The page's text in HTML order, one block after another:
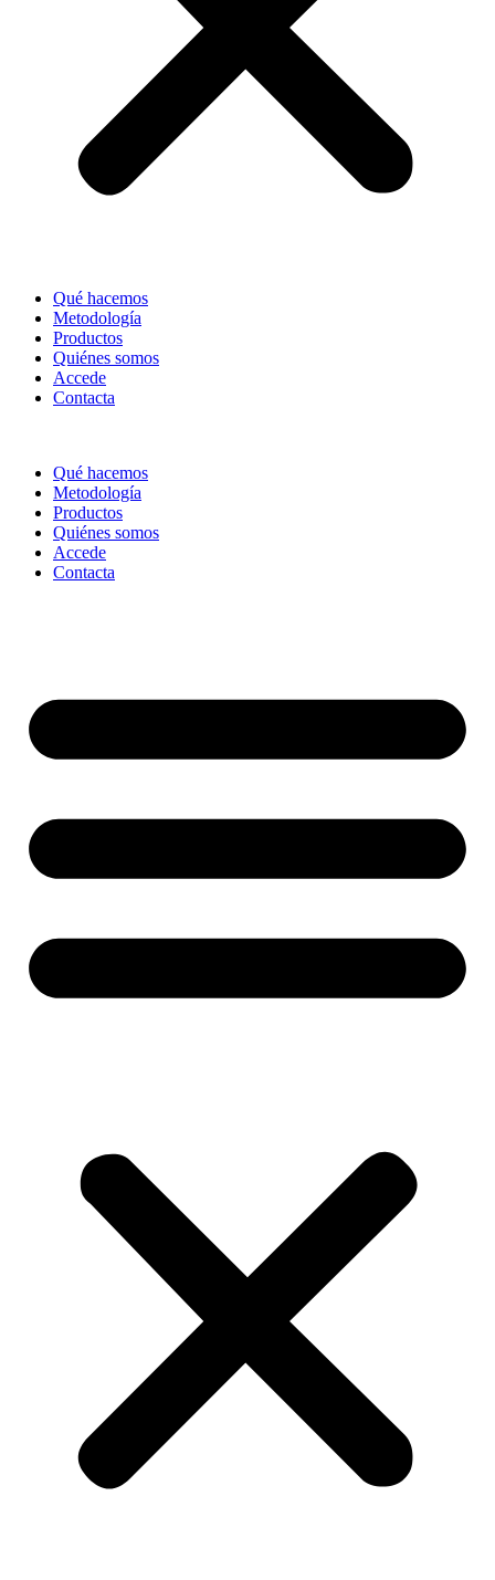
Qué hacemos
Metodología
Productos
Quiénes somos
Accede
Contacta
Qué hacemos
Metodología
Productos
Quiénes somos
Accede
Contacta